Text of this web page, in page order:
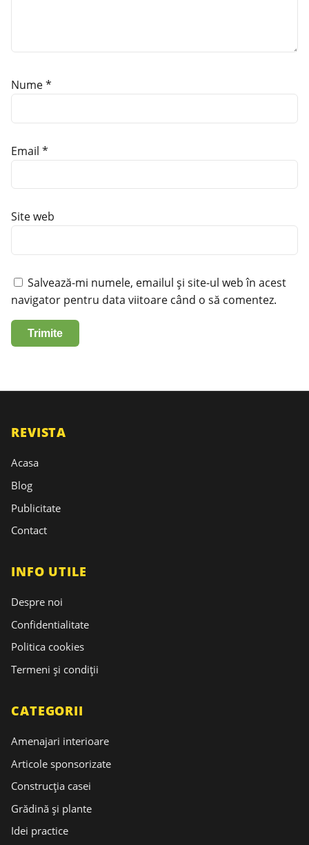
Nume*
Email *
Site web
Salvează-mi numele, emailul și site-ul web în acest
navigator pentru data viitoare când o să comentez.
REVISTA
Acasa
Blog
Publicitate
Contact
INFO UTILE
Despre noi
Confidentialitate
Politica cookies
Termeni și condiții
CATEGORII
Amenajari interioare
Articole sponsorizate
Construcția casei
Grădină și plante
Idei practice